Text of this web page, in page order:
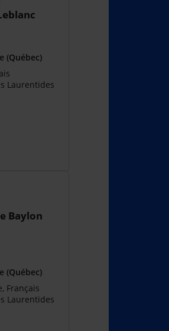
(Québec)
Laurentides
Baylon
(Québec)
Français
Laurentides